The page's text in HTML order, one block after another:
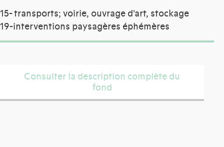
15- transports; voirie, ouvrage d'art, stockage
19-interventions paysagères éphémères
Consulter la description complète du
fond